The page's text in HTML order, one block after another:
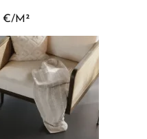
€
PRICE
152,00 €
THROUGH
359,00 €